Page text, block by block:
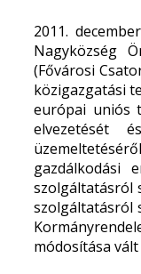
2011.
Nagyközség
(Fővárosi
közigazgatási
európai uniós
elvezetését
gazdálkodási
szolgáltatásról
szolgáltatásról
módosítása